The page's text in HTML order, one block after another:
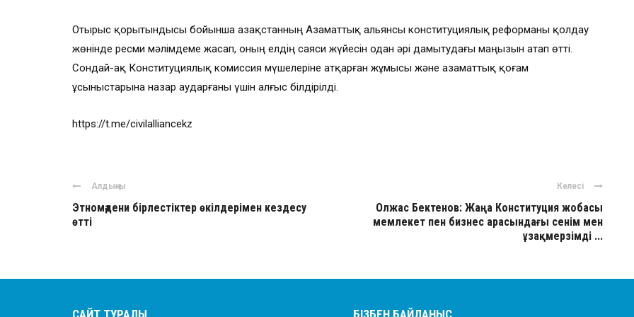
Отырыс қорытындысы бойынша Қазақстанның Азаматтық альянсы конституциялық реформаны қолдау
жөнінде ресми мәлімдеме жасап, оның елдің саяси жүйесін одан әрі дамытудағы маңызын атап өтті.
Сондай-ақ Конституциялық комиссия мүшелеріне атқарған жұмысы және азаматтық қоғам
ұсыныстарына назар аударғаны үшін алғыс білдірілді.
https://t.me/civilalliancekz
Алдыңғы
Этномәдени бірлестіктер өкілдерімен кездесу
өтті
Келесі
Олжас Бектенов: Жаңа Конституция жобасы
мемлекет пен бизнес арасындағы сенім мен
ұзақмерзімді ...
САЙТ ТУРАЛЫ БІЗБЕН БАЙЛАНЫС